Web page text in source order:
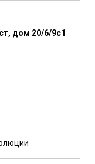
дом 20/6/9с1